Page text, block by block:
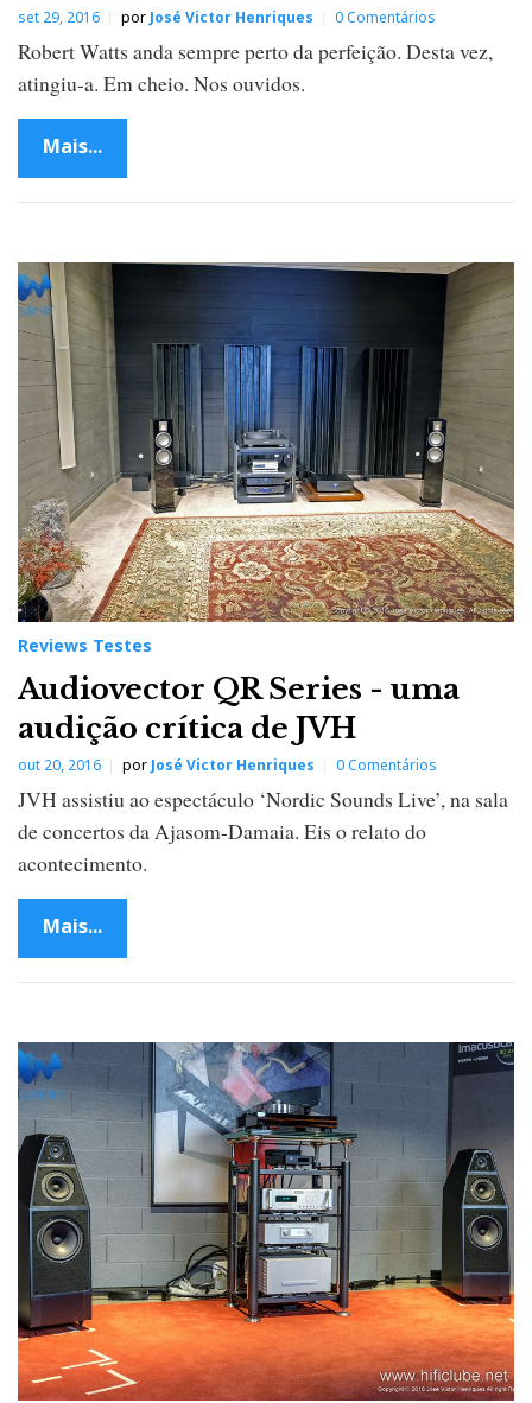
set 29, 2016 porJosé Victor Henriques 0 Comentários
Robert Watts anda sempre perto da perfeição. Desta vez,
atingiu-a. Em cheio. Nos ouvidos.
Mais...
Reviews Testes
Audiovector QR Series - uma
audição crítica de JVH
out 20, 2016 por José Victor Henriques 0 Comentários
JVH assistiu ao espectáculo ‘Nordic Sounds Live’, na sala
de concertos da Ajasom-Damaia. Eis o relato do
acontecimento.
Mais...